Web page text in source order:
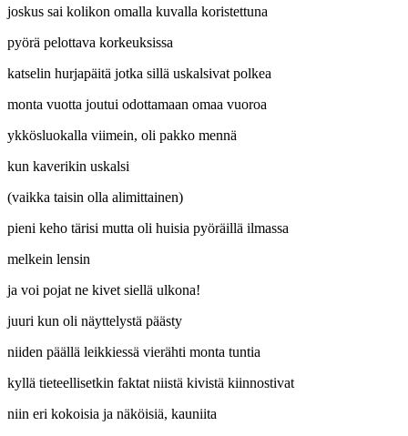
joskus sai kolikon omalla kuvalla koristettuna
pyörä pelottava korkeuksissa
katselin hurjapäitä jotka sillä uskalsivat polkea
monta vuotta joutui odottamaan omaa vuoroa
ykkösluokalla viimein, oli pakko mennä
kun kaverikin uskalsi
(vaikka taisin olla alimittainen)
pieni keho tärisi mutta oli huisia pyöräillä ilmassa
melkein lensin
ja voi pojat ne kivet siellä ulkona!
juuri kun oli näyttelystä päästy
niiden päällä leikkiessä vierähti monta tuntia
kyllä tieteellisetkin faktat niistä kivistä kiinnostivat
niin eri kokoisia ja näköisiä, kauniita